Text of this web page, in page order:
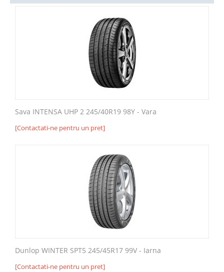
Sava INTENSA UHP 2 245/40R19 98Y - Vara
[Contactati-ne pentru un pret]
Dunlop WINTER SPT5 245/45R17 99V - Iarna
[Contactati-ne pentru un pret]